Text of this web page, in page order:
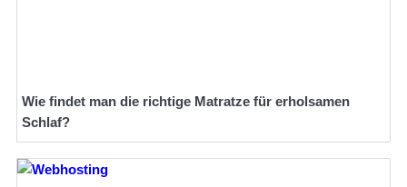
Wie findet man die richtige Matratze für erholsamen
Schlaf?